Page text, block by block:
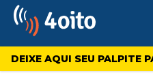
4oito
DEIXE AQUI SEU PALPITE